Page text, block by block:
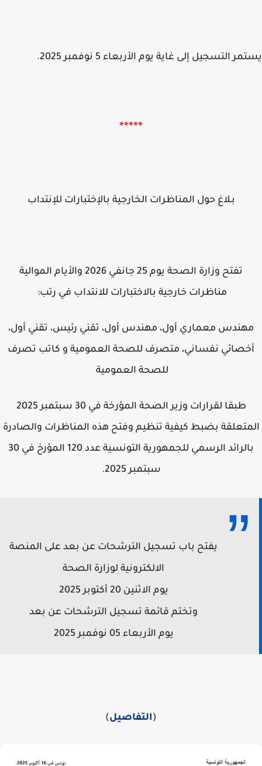
التسجيل إلى غاية يوم الأربعاء 5 نوفمبر 2025.
*****
بـلاغ حول المناظرات الخارجية بالإختبارات للإنتداب
تفتح وزارة الصحة يوم 25 جانفي 2026 والأيام الموالية
مناظرات خارجية بالاختبارات للانتداب في رتب:
معماري أول، مهندس أول، تقني رئيس، تقني أول،
نفساني، متصرف للصحة العمومية و كاتب تصرف
للصحة العمومية
طبقا لقرارات وزير الصحة المؤرخة في 30 سبتمبر 2025
بضبط كيفية تنظيم وفتح هذه المناظرات والصادرة
بالرائد الرسمي للجمهورية التونسية عدد 120 المؤرخ في 30
سبتمبر 2025.
يفتح باب تسجيل الترشحات عن بعد على المنصة
الالكترونية لوزارة الصحة
يوم الاثنين 20 أكتوبر 2025
وتختم قائمة تسجيل الترشحات عن بعد
يوم الأربعاء 05 نوفمبر 2025
التفاصيل)